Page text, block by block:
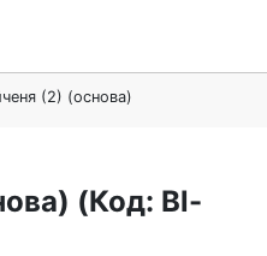
(2) (основа)
(Код: Bl-